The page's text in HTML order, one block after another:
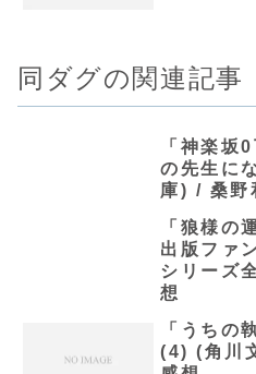
同ダグの関連記事
「神楽坂
の先生に
庫) / 桑野
「狼様の
出版ファ
シリーズ
想
「うちの
(4) (角川